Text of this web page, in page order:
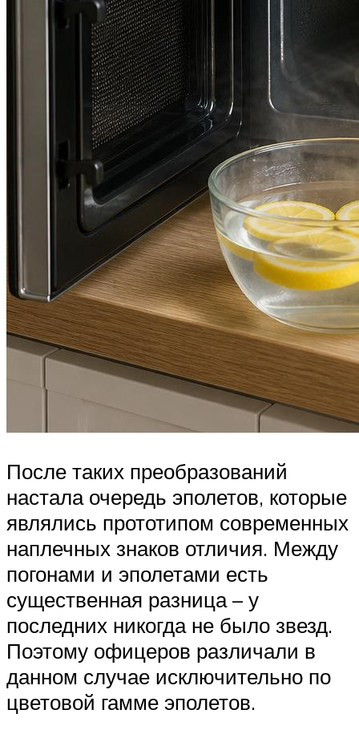
После таких преобразований
настала очередь эполетов, которые
являлись прототипом современных
наплечных знаков отличия. Между
погонами и эполетами есть
существенная разница – у
последних никогда не было звезд.
Поэтому офицеров различали в
данном случае исключительно по
цветовой гамме эполетов.